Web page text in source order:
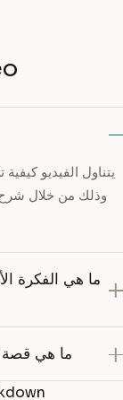
يتناول الفيديو
وذلك من خلال شرح
ما هي الفكرة
ما هي قصة